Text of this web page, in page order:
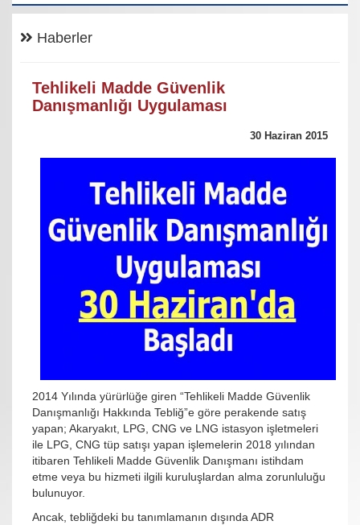
Haberler
Tehlikeli Madde Güvenlik
Danışmanlığı Uygulaması
30 Haziran 2015
2014 Yılında yürürlüğe giren “Tehlikeli Madde Güvenlik
Danışmanlığı Hakkında Tebliğ”e göre perakende satış
yapan; Akaryakıt, LPG, CNG ve LNG istasyon işletmeleri
ile LPG, CNG tüp satışı yapan işlemelerin 2018 yılından
itibaren Tehlikeli Madde Güvenlik Danışmanı istihdam
etme veya bu hizmeti ilgili kuruluşlardan alma zorunluluğu
bulunuyor.
Ancak, tebliğdeki bu tanımlamanın dışında ADR